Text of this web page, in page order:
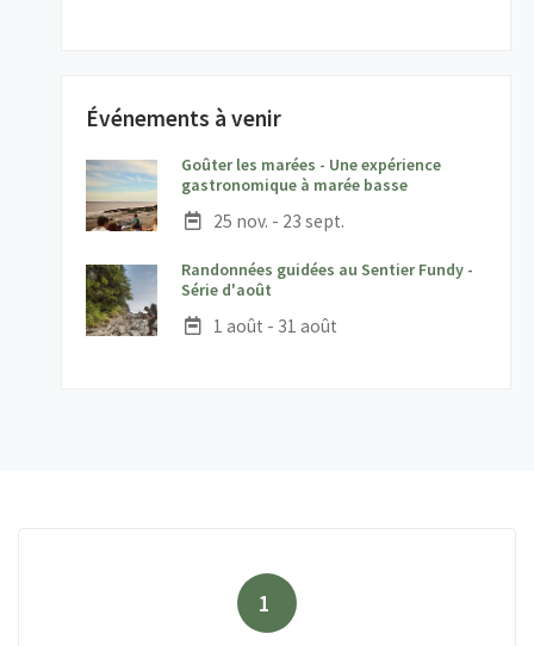
Événements à venir
Goûter les marées - Une expérience
gastronomique à marée basse;
Date :
25 nov. - 23 sept.
Randonnées guidées au Sentier Fundy -
Série d'août;
Date :
1 août - 31 août
1